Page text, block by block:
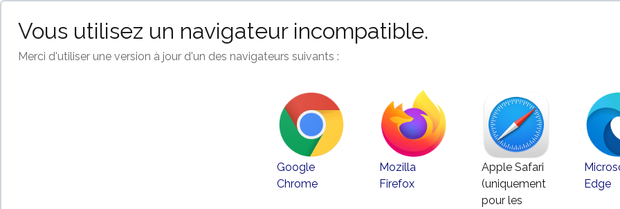
Vous utilisez un navigateur incompatible.
Merci d'utiliser une version à jour d'un des navigateurs suivants :
Google
Chrome
Mozilla
Firefox
Apple Safari
(uniquement
pour les
Edge